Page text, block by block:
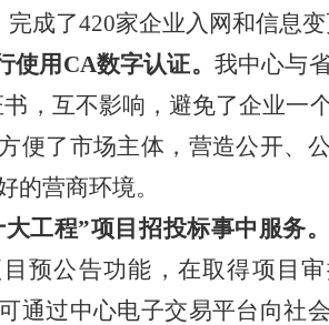
完成了420家企业入网和信息
使用CA数字认证。 我中心与
，互不影响，避免了企业一
便了市场主体，营造公开、
的营商环境。
大工程”项目招投标事中服务
预公告功能，在取得项目
通过中心电子交易平台向社